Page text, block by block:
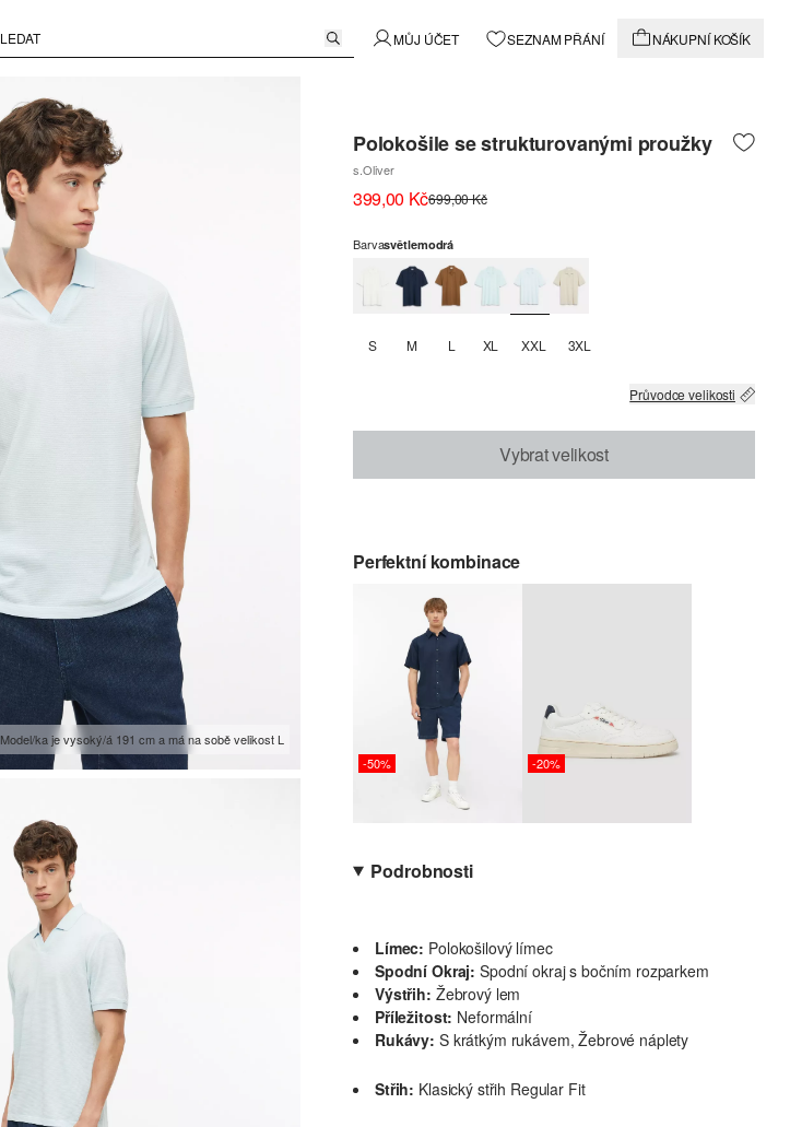
MŮJ ÚČET SEZNAM PŘÁNÍ NÁKUPNÍ KOŠÍK
Model/ka je vysoký/á 191 cm a má na sobě velikost L
Polokošile se strukturovanými proužky
s.Oliver
399,00 Kč699,00 Kč
Barvasvětlemodrá
S M L XL XXL 3XL
Průvodce velikosti
Vybrat velikost
Perfektní kombinace
-50% -20%
Podrobnosti
Límec: Polokošilový límec
Spodní Okraj: Spodní okraj s bočním rozparkem
Výstřih: Žebrový lem
Příležitost: Neformální
Rukávy: S krátkým rukávem, Žebrové náplety
Střih: Klasický střih Regular Fit